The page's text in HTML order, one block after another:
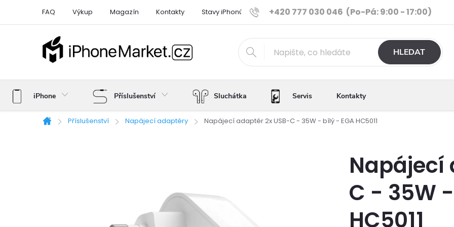
+420 777 030 046 (Po-Pá: 9:00 - 17:00)
FAQ Výkup Magazín Kontakty Stavy iPhonů Ověřené iPhony Výhody e-shopu Porovnání
HLEDAT
iPhone Příslušenství Sluchátka Servis Kontakty
Domů
Příslušenství Napájecí adaptéry Napájecí adaptér 2x USB-C - 35W - bílý - EGA HC5011
Napájecí
C - 35W
HC5011